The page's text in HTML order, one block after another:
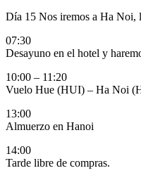
Día 15 Nos iremos a Ha Noi,
07:30
Desayuno en el hotel y
10:00 – 11:20
Vuelo Hue (HUI) – Ha Noi
13:00
Almuerzo en Hanoi
14:00
Tarde libre de compras.